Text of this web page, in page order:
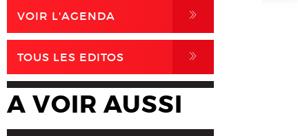
VOIR L'AGENDA ,
TOUS LES EDITOS ,
A VOIR AUSSI